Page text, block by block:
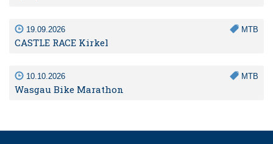
19.09.2026 MTB
CASTLE RACE Kirkel
10.10.2026 MTB
Wasgau Bike Marathon